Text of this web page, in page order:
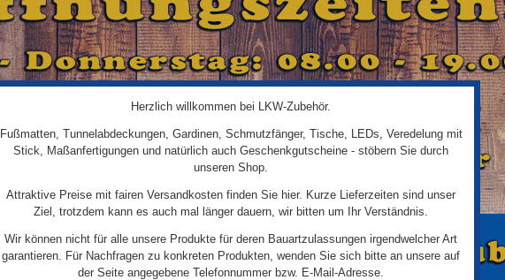
Herzlich willkommen bei LKW-Zubehör.
Fußmatten, Tunnelabdeckungen, Gardinen, Schmutzfänger, Tische, LEDs, Veredelung mit
Stick, Maßanfertigungen und natürlich auch Geschenkgutscheine - stöbern Sie durch
unseren Shop.
Attraktive Preise mit fairen Versandkosten finden Sie hier. Kurze Lieferzeiten sind unser
Ziel, trotzdem kann es auch mal länger dauern, wir bitten um Ihr Verständnis.
Wir können nicht für alle unsere Produkte für deren Bauartzulassungen irgendwelcher Art
garantieren. Für Nachfragen zu konkreten Produkten, wenden Sie sich bitte an unsere auf
der Seite angegebene Telefonnummer bzw. E-Mail-Adresse.